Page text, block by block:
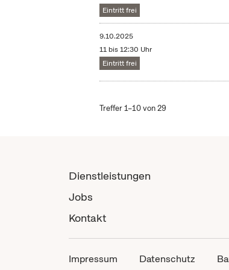
Eintritt frei
9.10.2025
11 bis 12:30 Uhr
Eintritt frei
Treffer 1–10 von 29
Dienstleistungen
Jobs
Kontakt
Impressum Datenschutz